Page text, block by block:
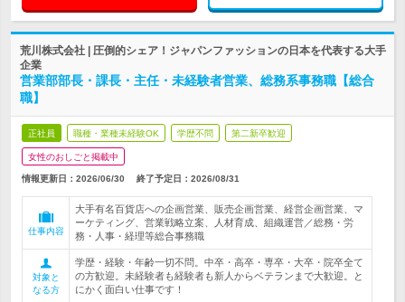
荒川株式会社 | 圧倒的シェア！ジャパンファッションの日本を代表する大手
企業
営業部部長・課長・主任・未経験者営業、総務系事務職【総合
職】
正社員 職種・業種未経験OK 学歴不問 第二新卒歓迎
女性のおしごと掲載中
情報更新日：2026/06/30 終了予定日： 2026/08/31
仕事内容
大手有名百貨店への企画営業、販売企画営業、経営企画営業、マ
ーケティング、営業戦略立案、人材育成、組織運営／総務・労
務・人事・経理等総合事務職
対象と
なる方
学歴・経験・年齢一切不問。中卒・高卒・専卒・大卒・院卒全て
の方歓迎。未経験者も経験者も新人からベテランまで大歓迎。と
にかく面白い仕事です！